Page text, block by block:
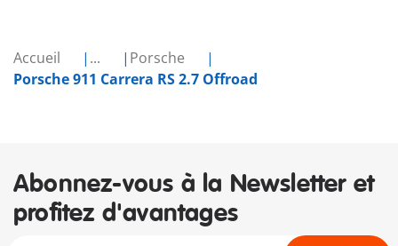
Accueil ...
Porsche
Porsche 911 Carrera RS 2.7 Offroad
Abonnez-vous à la Newsletter et
profitez d'avantages